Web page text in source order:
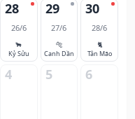
28
26/6
🐂
Kỷ Sửu
29
27/6
🐅
Canh Dần
30
28/6
🐈
Tân Mão
4 5 6